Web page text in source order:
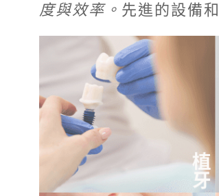
度與效率。 先進的設備